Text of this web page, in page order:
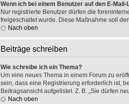
Wenn ich bei einem Benutzer auf den E-
Nur registrierte Benutzer dürfen die
freigeschaltet wurde. Diese Maßnahme soll
Nach oben
Beiträge schreiben
Wie schreibe ich ein Thema?
Um eine neues Thema in einem Forum zu
sein, dass eine Registrierung erforderlich ist,
Beitragsansicht aufgelistet. Z. B. „Sie dürfen
Nach oben